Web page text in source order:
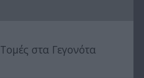
Τομές στα Γεγονότα